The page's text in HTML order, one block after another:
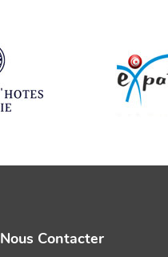
Nous Contacter